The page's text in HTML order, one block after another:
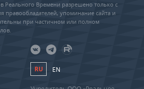
Реального Времени разрешено только с
правообладателей, упоминание сайта и
при частичном или полном
RU EN